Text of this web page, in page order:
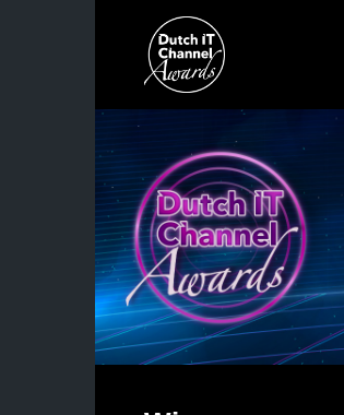
content